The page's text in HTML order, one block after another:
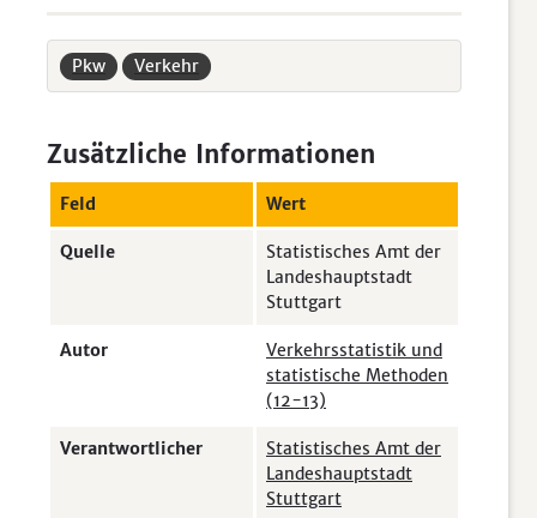
Pkw Verkehr
Zusätzliche Informationen
Feld Wert
Quelle
Statistisches Amt der
Landeshauptstadt
Stuttgart
Autor
Verkehrsstatistik und
statistische Methoden
(12-13)
Verantwortlicher
Statistisches Amt der
Landeshauptstadt
Stuttgart